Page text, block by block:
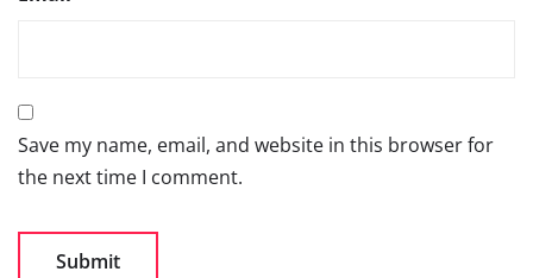
Save my name, email, and website in this browser for
the next time I comment.